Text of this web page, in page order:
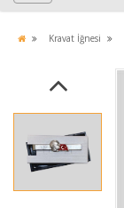
Kravat İğnesi